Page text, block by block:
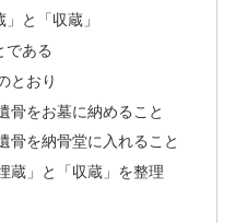
と「収蔵」
である
とおり
骨をお墓に納めること
骨を納骨堂に入れること
蔵」と「収蔵」を整理